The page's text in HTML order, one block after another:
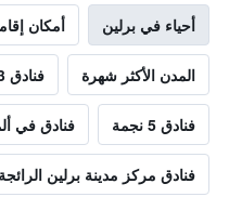
أحياء في برلين أمكان
المدن الأكثر شهرة فنادق 3 نجمة
فنادق 5 نجمة فنادق في
فنادق مركز مدينة برلين الرائجة